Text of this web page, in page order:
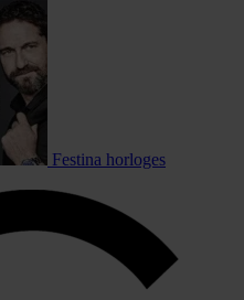
Festina horloges